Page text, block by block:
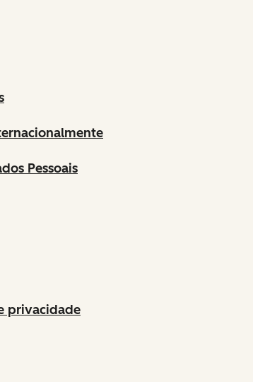
Pessoais
privacidade